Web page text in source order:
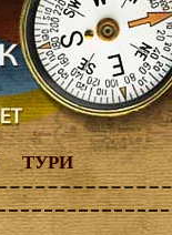
ТУРИ